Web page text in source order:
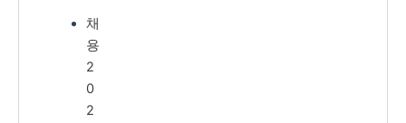
채
용
2
0
2